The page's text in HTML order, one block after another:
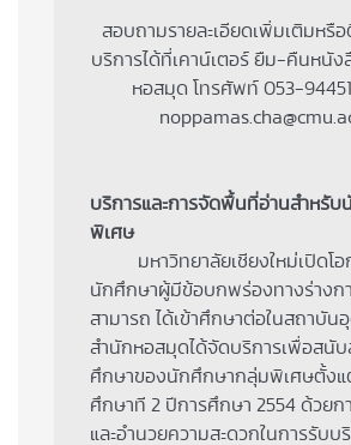
สอบถามรายละเอียดเพิ่มเติมหรื
บริการได้ที่เคาน์เตอร์ ยืม-คืนหนัง
หอสมุด โทรศัพท์ 053-
บริการและการจัดพื้นที่อ่านสำหรับ
พิเศษ
มหาวิทยาลัยเชียงใหม่เปิดโอ
นักศึกษาผู้มีข้อบกพร่องทางร่างก
สามารถ ได้เข้าศึกษาต่อในสถาบัน
สำนักหอสมุดได้จัดบริการเพื่อสนั
ศึกษาของนักศึกษากลุ่มพิเศษตั้งแ
ศึกษาที 2 ปีการศึกษา 2554 ด้วยก
และอำนวยความสะดวกในการรับบ